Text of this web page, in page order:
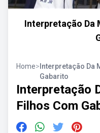
Interpretação Da
Home> Interpretação Da
Gabarito
Interpretação
Filhos Com